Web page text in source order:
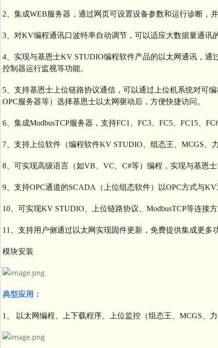
2、集成WEB服务器，通过网页可设置设备参数和运行诊断，
3、对KV编程通讯口波特率自动调节，可以适应大数据量通讯
4、实现与基恩士KV STUDIO编程软件产品的以太网通讯，
控制器运行监视等功能。
5、支持基恩士上位链路协议通信，可以通过上位机系统对可
OPC服务器等）选择基恩士以太网驱动后，方便快捷访问。
6、集成ModbusTCP服务器，支持FC1、FC3、FC5、FC15、
7、支持上位软件（编程软件KV STUDIO、组态王、MCGS、
8、可实现高级语言（如VB、VC、C#等）编程，实现与基恩
9、支持OPC通道的SCADA（上位组态软件）以OPC方式与
10、可实现KV STUDIO、上位链路协议、ModbusTCP等连接
11、支持用户侧通过以太网实现固件更新，免费提供集成更多
模块安装
典型应用：
1、 以太网编程、上下载程序、上位监控（组态王、MCGS、